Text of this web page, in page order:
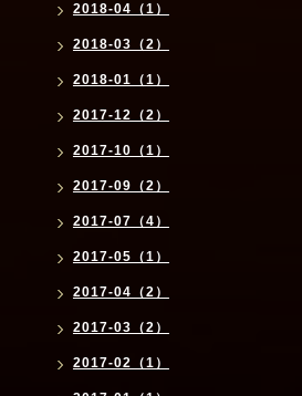
2018-04（1）
2018-03（2）
2018-01（1）
2017-12（2）
2017-10（1）
2017-09（2）
2017-07（4）
2017-05（1）
2017-04（2）
2017-03（2）
2017-02（1）